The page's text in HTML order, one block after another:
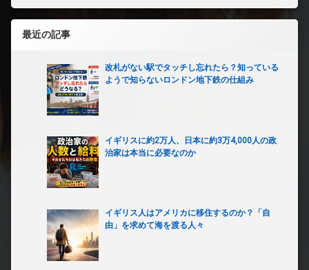
最近の記事
改札がない駅でタッチし忘れたら？知っている
ようで知らないロンドン地下鉄の仕組み
イギリスに約2万人、日本に約3万4,000人の政
治家は本当に必要なのか
イギリス人はアメリカに移住するのか？「自
由」を求めて海を渡る人々